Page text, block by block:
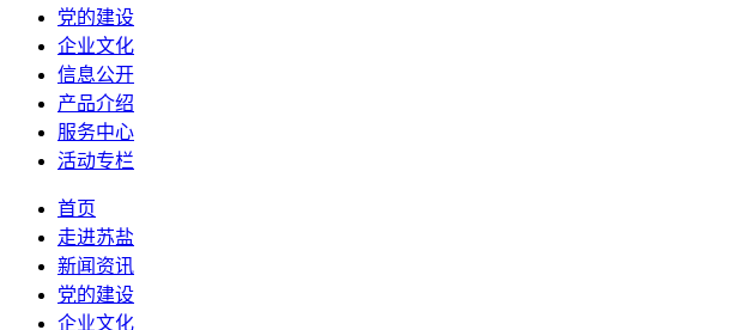
党的建设
企业文化
信息公开
产品介绍
服务中心
活动专栏
首页
走进苏盐
新闻资讯
党的建设
企业文化